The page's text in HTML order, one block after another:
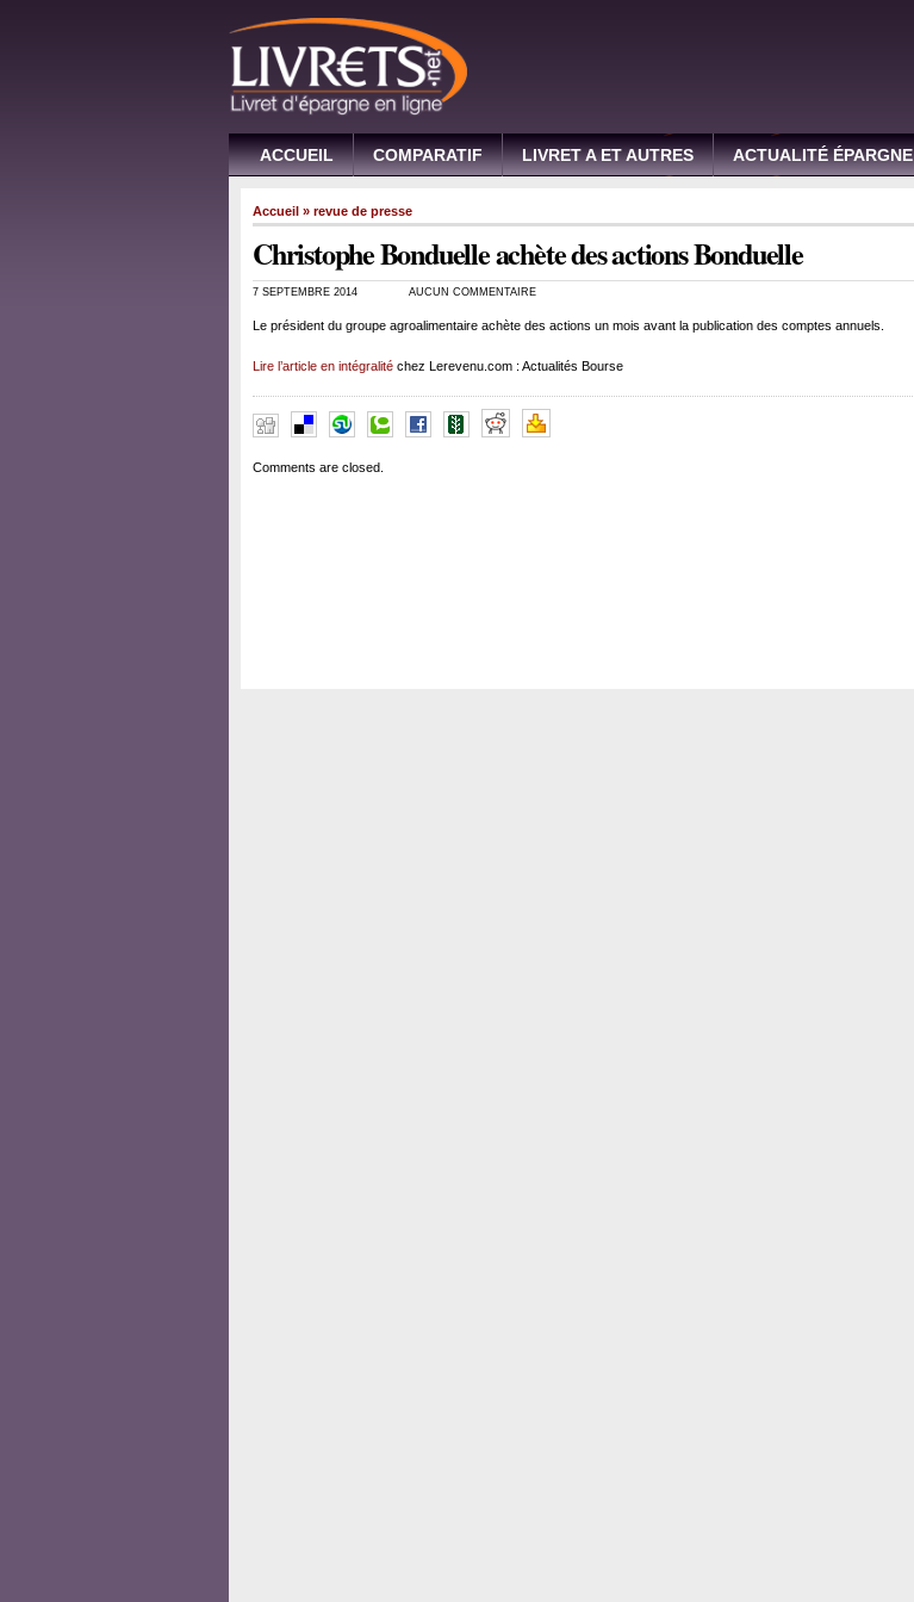
ACCUEIL COMPARATIF LIVRET A ET AUTRES ACTUALITÉ ÉPARGNE
Accueil » revue de presse
Christophe Bonduelle achète des actions Bonduelle
7 SEPTEMBRE 2014 AUCUN COMMENTAIRE
Le président du groupe agroalimentaire achète des actions un mois avant la publication des comptes annuels.
Lire l’article en intégralité chez Lerevenu.com : Actualités Bourse
Comments are closed.